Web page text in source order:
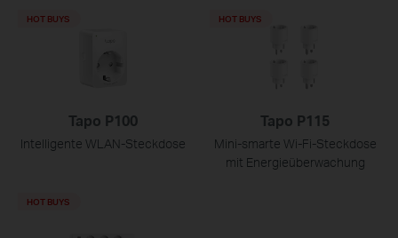
Tapo P100
Intelligente WLAN-Steckdose
HOT BUYS
Tapo P115
Mini-smarte Wi-Fi-Steckdose
mit Energieüberwachung
HOT BUYS
HOT BUYS